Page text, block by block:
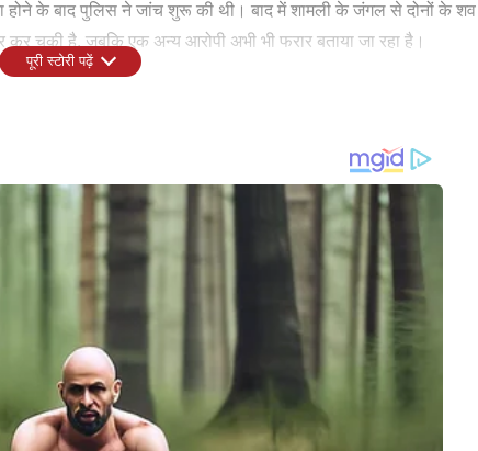
होने के बाद पुलिस ने जांच शुरू की थी। बाद में शामली के जंगल से दोनों के शव
चुकी है, जबकि एक अन्य आरोपी अभी भी फरार बताया जा रहा है।
आरोपी ने टीम पर फायरिंग कर दी। जवाबी कार्रवाई में आरोपी के दोनों पैरों में
और इलाज के लिए अस्पताल में भर्ती कराया। पुलिस ने आरोपी के कब्जे से एक
आरोपी की तलाश में जुटी हुई है।
की ऑस्ट्रेलिया में एंट्री:
की चमकी किस्मत, मिला
Nikita Rawal को फीमेल फैन ने किया
जबरदस्ती किस, एक्ट्रेस के उड़ गए होश
पूरी स्टोरी पढ़ें